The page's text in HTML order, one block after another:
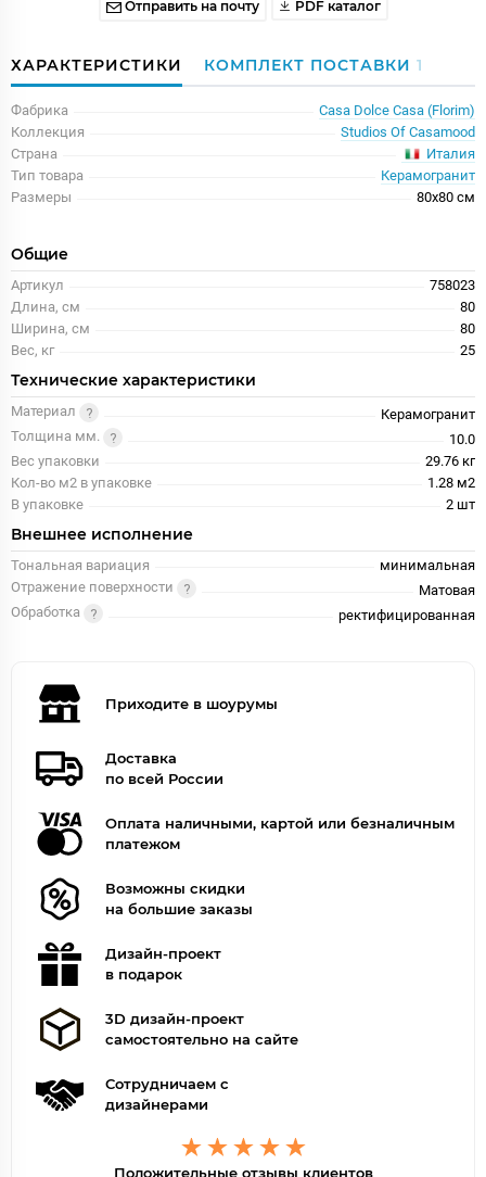
Отправить на почту PDF каталог
ХАРАКТЕРИСТИКИ КОМПЛЕКТ ПОСТАВКИ 1
Фабрика
Casa Dolce Casa (Florim)
Коллекция
Studios Of Casamood
Страна
Италия
Тип товара
Керамогранит
Размеры
80x80 см
Общие
Артикул
758023
Длина, см
80
Ширина, см
80
Вес, кг
25
Технические характеристики
Материал
Керамогранит
Толщина мм.
10.0
Вес упаковки
29.76 кг
Кол-во м2 в упаковке
1.28 м2
В упаковке
2 шт
Внешнее исполнение
Тональная вариация
минимальная
Отражение поверхности
Матовая
Обработка
ректифицированная
Приходите в шоурумы
Доставка
по всей России
Оплата наличными, картой или безналичным
платежом
Возможны скидки
на большие заказы
Дизайн-проект
в подарок
3D дизайн-проект
самостоятельно на сайте
Сотрудничаем с
дизайнерами
Положительные отзывы клиентов